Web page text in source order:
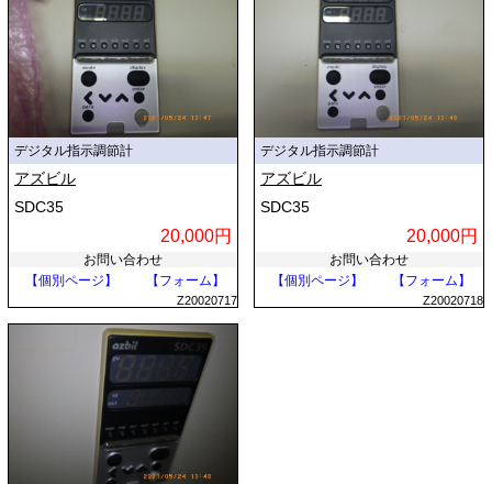
デジタル指示調節計
アズビル
SDC35
20,000円
お問い合わせ
【個別ページ】
【フォーム】
Z20020717
デジタル指示調節計
アズビル
SDC35
20,000円
お問い合わせ
【個別ページ】
【フォーム】
Z20020718